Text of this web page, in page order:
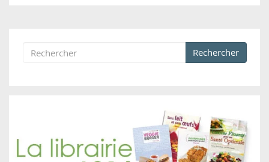
Formulaire de recherche
Rechercher